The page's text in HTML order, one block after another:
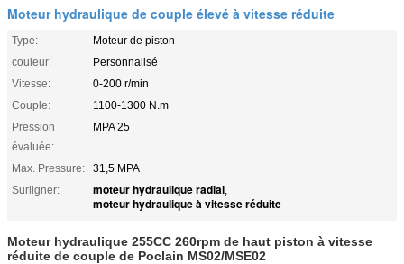
Moteur hydraulique de couple élevé à vitesse réduite
Type:
Moteur de piston
couleur:
Personnalisé
Vitesse:
0-200 r/min
Couple:
1100-1300 N.m
Pression
évaluée:
MPA 25
Max. Pressure:
31,5 MPA
Surligner:
moteur hydraulique radial,
moteur hydraulique à vitesse réduite
Moteur hydraulique 255CC 260rpm de haut piston à vitesse
réduite de couple de Poclain MS02/MSE02